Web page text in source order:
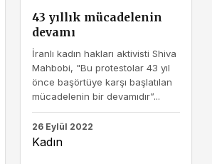
43 yıllık mücadelenin
devamı
İranlı kadın hakları aktivisti Shiva
Mahbobi, "Bu protestolar 43 yıl
önce başörtüye karşı başlatılan
mücadelenin bir devamıdır”...
26 Eylül 2022
Kadın